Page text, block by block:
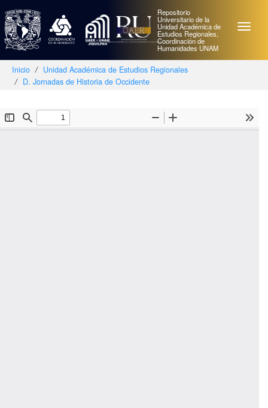
navigation
Repositorio
Universitario de la
Unidad Académica de
Estudios Regionales,
Coordinación de
Humanidades UNAM
Inicio
Unidad Académica de Estudios Regionales
D. Jornadas de Historia de Occidente